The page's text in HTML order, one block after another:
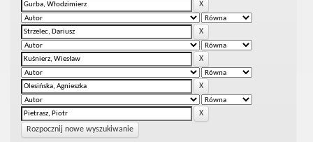
Rozpocznij nowe wyszukiwanie